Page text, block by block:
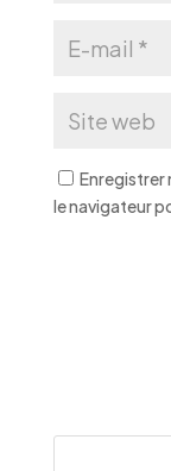
Enregistrer
le navigateur